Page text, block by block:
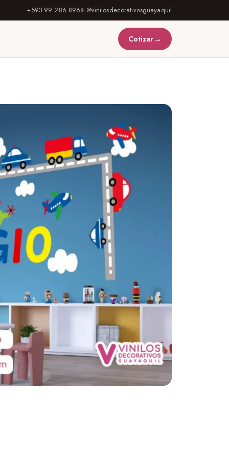
+593 99 286 8968·@vinilosdecorativosguayaquil
Cotizar→